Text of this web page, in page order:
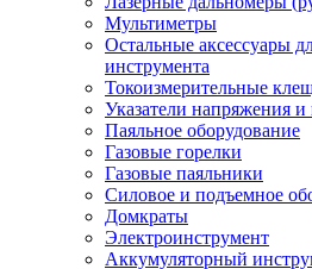
Мультиметры
Остальные аксессуары
инструмента
Токоизмерительные
Указатели напряжения и
Паяльное оборудование
Газовые горелки
Газовые паяльники
Силовое и подъемное
Домкраты
Электроинструмент
Аккумуляторный